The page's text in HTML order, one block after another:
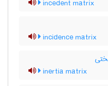
incedent matrix
incidence matrix
inertia matrix